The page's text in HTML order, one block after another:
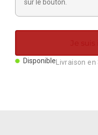
Porte-
sur le bouton.
Je
Disponible Livraison